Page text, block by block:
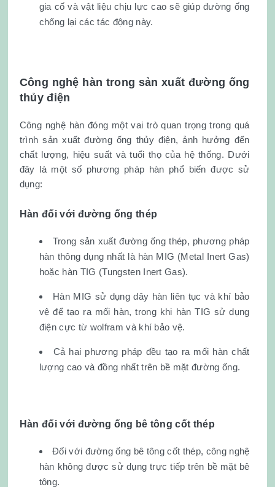
gia cố và vật liệu chịu lực cao sẽ giúp đường ống
chống lại các tác động này.
Công nghệ hàn trong sản xuất đường ống
thủy điện
Công nghệ hàn đóng một vai trò quan trọng trong quá
trình sản xuất đường ống thủy điện, ảnh hưởng đến
chất lượng, hiệu suất và tuổi thọ của hệ thống. Dưới
đây là một số phương pháp hàn phổ biến được sử
dụng:
Hàn đối với đường ống thép
Trong sản xuất đường ống thép, phương pháp
hàn thông dụng nhất là hàn MIG (Metal Inert Gas)
hoặc hàn TIG (Tungsten Inert Gas).
Hàn MIG sử dụng dây hàn liên tục và khí bảo
vệ để tạo ra mối hàn, trong khi hàn TIG sử dụng
điện cực từ wolfram và khí bảo vệ.
Cả hai phương pháp đều tạo ra mối hàn chất
lượng cao và đồng nhất trên bề mặt đường ống.
Hàn đối với đường ống bê tông cốt thép
Đối với đường ống bê tông cốt thép, công nghệ
hàn không được sử dụng trực tiếp trên bề mặt bê
tông.